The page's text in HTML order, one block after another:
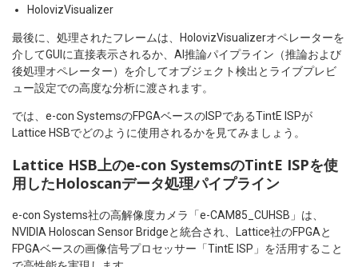
HolovizVisualizer
最後に、処理されたフレームは、HolovizVisualizerオペレーターを
介してGUIに直接表示されるか、AI推論パイプライン（推論および
後処理オペレーター）を介してオブジェクト検出とライブプレビ
ュー設定での高度な分析に渡されます。
では、e-con SystemsのFPGAベースのISPであるTintE ISPが
Lattice HSBでどのように使用されるかを見てみましょう。
Lattice HSB上のe-con SystemsのTintE ISPを使
用したHoloscanデータ処理パイプライン
e-con Systems社の高解像度カメラ「e-CAM85_CUHSB」は、
NVIDIA Holoscan Sensor Bridgeと統合され、Lattice社のFPGAと
FPGAベースの画像信号プロセッサー「TintE ISP」を活用すること